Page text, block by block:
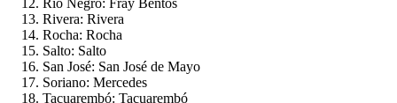
Rivera: Rivera
Rocha: Rocha
Salto: Salto
San José: San José de Mayo
Soriano: Mercedes
Tacuarembó: Tacuarembó